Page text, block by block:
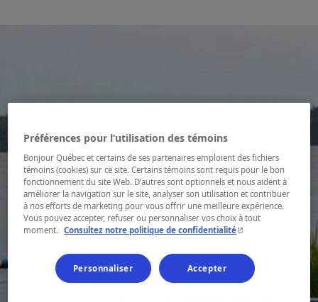
Préférences pour l’utilisation des témoins
Bonjour Québec et certains de ses partenaires emploient des fichiers
témoins (cookies) sur ce site. Certains témoins sont requis pour le bon
fonctionnement du site Web. D’autres sont optionnels et nous aident à
améliorer la navigation sur le site, analyser son utilisation et contribuer
à nos efforts de marketing pour vous offrir une meilleure expérience.
Vous pouvez accepter, refuser ou personnaliser vos choix à tout
moment.
Consultez notre politique de confidentialité- Cet hyperlien
Personnaliser Accepter